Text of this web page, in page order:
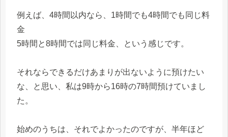
例えば、4時間以内なら、1時間でも4時間でも同じ料
金
5時間と8時間では同じ料金、という感じです。
それならできるだけあまりが出ないように預けたい
な、と思い、私は9時から16時の7時間預けていまし
た。
始めのうちは、それでよかったのですが、半年ほど